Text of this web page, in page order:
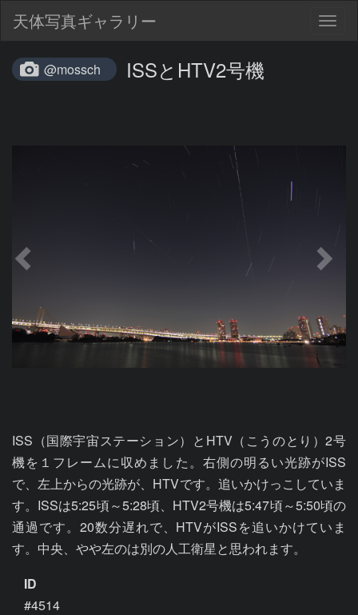
天体写真ギャラリー
@mossch ISSとHTV2号機
ISS（国際宇宙ステーション）とHTV（こうのとり）2号
機を１フレームに収めました。右側の明るい光跡がISS
で、左上からの光跡が、HTVです。追いかけっこしていま
す。ISSは5:25頃～5:28頃、HTV2号機は5:47頃～5:50頃の
通過です。20数分遅れで、HTVがISSを追いかけていま
す。中央、やや左のは別の人工衛星と思われます。
ID
#4514